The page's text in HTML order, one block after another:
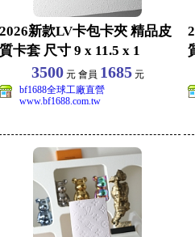
2026新款LV卡包卡夾 精品皮
質卡套 尺寸 9 x 11.5 x 1
3500元 會員 1685元
bf1688全球工廠直營
www.bf1688.com.tw